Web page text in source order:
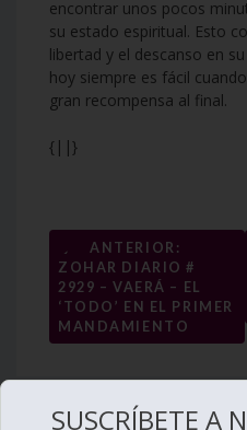
encontrar unos pocos
su estado espiritual. Esto
libertad y el descanso en
hoy siempre es fácil
gran recompensa al final.
{||}
Navegación
de
entradas
←
ANTERIOR:
ZOHAR DIARIO #
2929 – VAERÁ – EL
‘TODO’ EN EL PRIMER
MANDAMIENTO
SUSCRÍBETE A